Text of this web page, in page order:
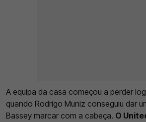
A equipa da casa começou a perder
quando Rodrigo Muniz conseguiu dar
Bassey marcar com a cabeça. O